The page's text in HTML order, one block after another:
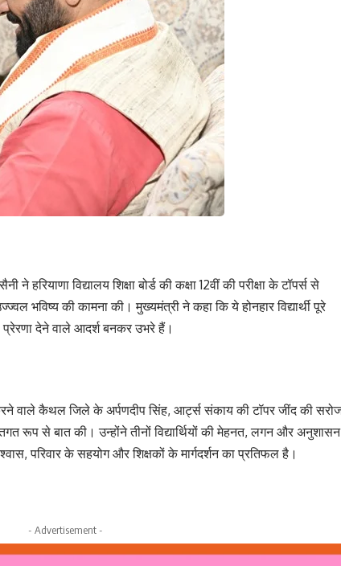
हरियाणा विद्यालय शिक्षा बोर्ड की कक्षा 12वीं की परीक्षा के टॉपर्स से
भविष्य की कामना की। मुख्यमंत्री ने कहा कि ये होनहार विद्यार्थी पूरे
प्रेरणा देने वाले आदर्श बनकर उभरे हैं।
वाले कैथल जिले के अर्पणदीप सिंह, आर्ट्स संकाय की टॉपर जींद की
रूप से बात की। उन्होंने तीनों विद्यार्थियों की मेहनत, लगन और
परिवार के सहयोग और शिक्षकों के मार्गदर्शन का प्रतिफल है।
- Advertisement -